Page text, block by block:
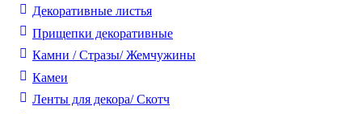
Декоративные листья
Прищепки декоративные
Камни / Cтразы/ Жемчужины
Камеи
Ленты для декора/ Скотч